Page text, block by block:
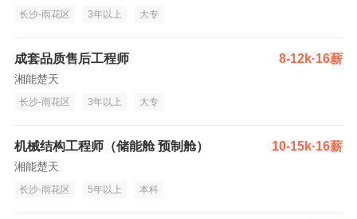
长沙-雨花区 3年以上 大专
成套品质售后工程师 8-12k·16薪
湘能楚天
长沙-雨花区 3年以上 大专
机械结构工程师（储能舱 预制舱） 10-15k·16薪
湘能楚天
长沙-雨花区 5年以上 本科